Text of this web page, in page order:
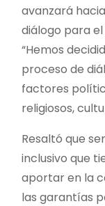
avanzará
diálogo para
“Hemos
proceso de
factores
religiosos,
Resaltó que
inclusivo que
aportar en la
las garantías